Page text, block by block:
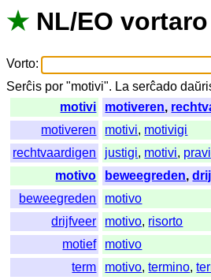
★ NL/EO vortaro
Vorto:
Serĉis por "motivi". La serĉado
motivi
motiveren,
motiveren
motivi, motivigi
rechtvaardigen
justigi, motivi,
motivo
beweegreden,
beweegreden
motivo
drijfveer
motivo, risorto
motief
motivo
term
motivo,termino,